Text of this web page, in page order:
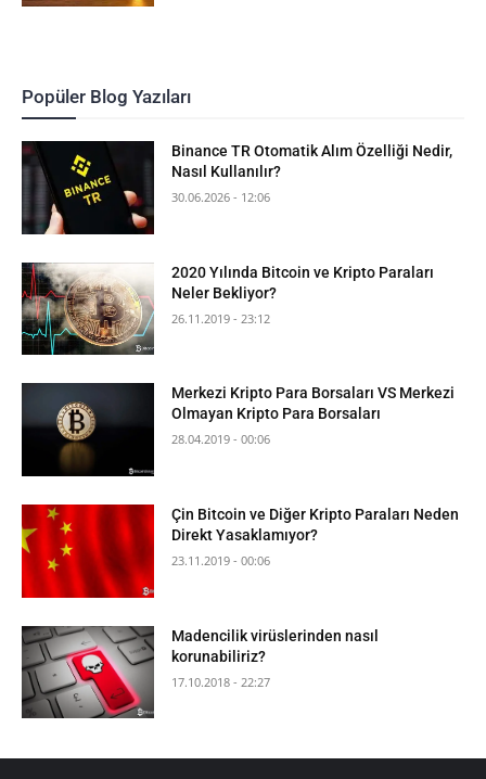
Popüler Blog Yazıları
Binance TR Otomatik Alım Özelliği Nedir,
Nasıl Kullanılır?
30.06.2026 - 12:06
2020 Yılında Bitcoin ve Kripto Paraları
Neler Bekliyor?
26.11.2019 - 23:12
Merkezi Kripto Para Borsaları VS Merkezi
Olmayan Kripto Para Borsaları
28.04.2019 - 00:06
Çin Bitcoin ve Diğer Kripto Paraları Neden
Direkt Yasaklamıyor?
23.11.2019 - 00:06
Madencilik virüslerinden nasıl
korunabiliriz?
17.10.2018 - 22:27